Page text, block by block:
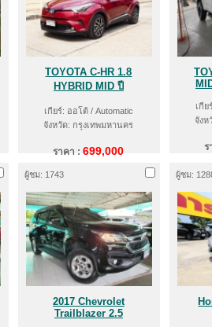
TOYOTA C-HR 1.8
HYBRID MID ปี
เกียร์: ออโต้ / Automatic
จังหวัด: กรุงเทพมหานคร
ราคา :699,000
เกี
จังห
ผู้ชม: 1743
2017 Chevrolet
Trailblazer 2.5
ผู้ชม: